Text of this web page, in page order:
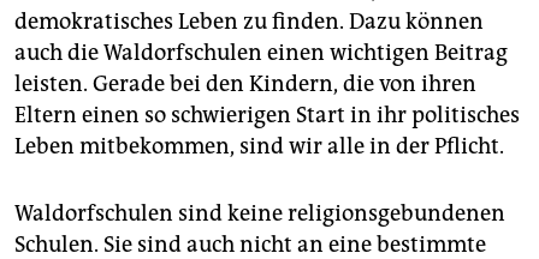
demokratisches Leben zu finden. Dazu können
auch die Waldorfschulen einen wichtigen Beitrag
leisten. Gerade bei den Kindern, die von ihren
Eltern einen so schwierigen Start in ihr politisches
Leben mitbekommen, sind wir alle in der Pflicht.
Waldorfschulen sind keine religionsgebundenen
Schulen. Sie sind auch nicht an eine bestimmte